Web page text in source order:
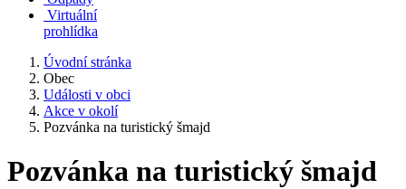
Virtuální
prohlídka
Úvodní stránka
Obec
Události v obci
Akce v okolí
Pozvánka na turistický šmajd
Pozvánka na turistický šmajd